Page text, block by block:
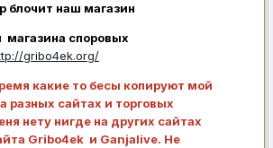
блочит наш магазин
магазина споровых
gribo4ek.org/
какие то бесы копируют мой
разных сайтах и торговых
нету нигде на других сайтах
Gribo4ek и Ganjalive. Не